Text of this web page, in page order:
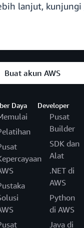
lanjut, kunjungi
Buat akun AWS
Daya Developer
Pusat
Builder
SDK dan
Alat
.NET di
AWS
Python
di AWS
Java di